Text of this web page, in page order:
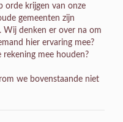
orde krijgen van onze
gemeenten zijn
Wij denken er over na om
hier ervaring mee?
mee houden?
we bovenstaande niet